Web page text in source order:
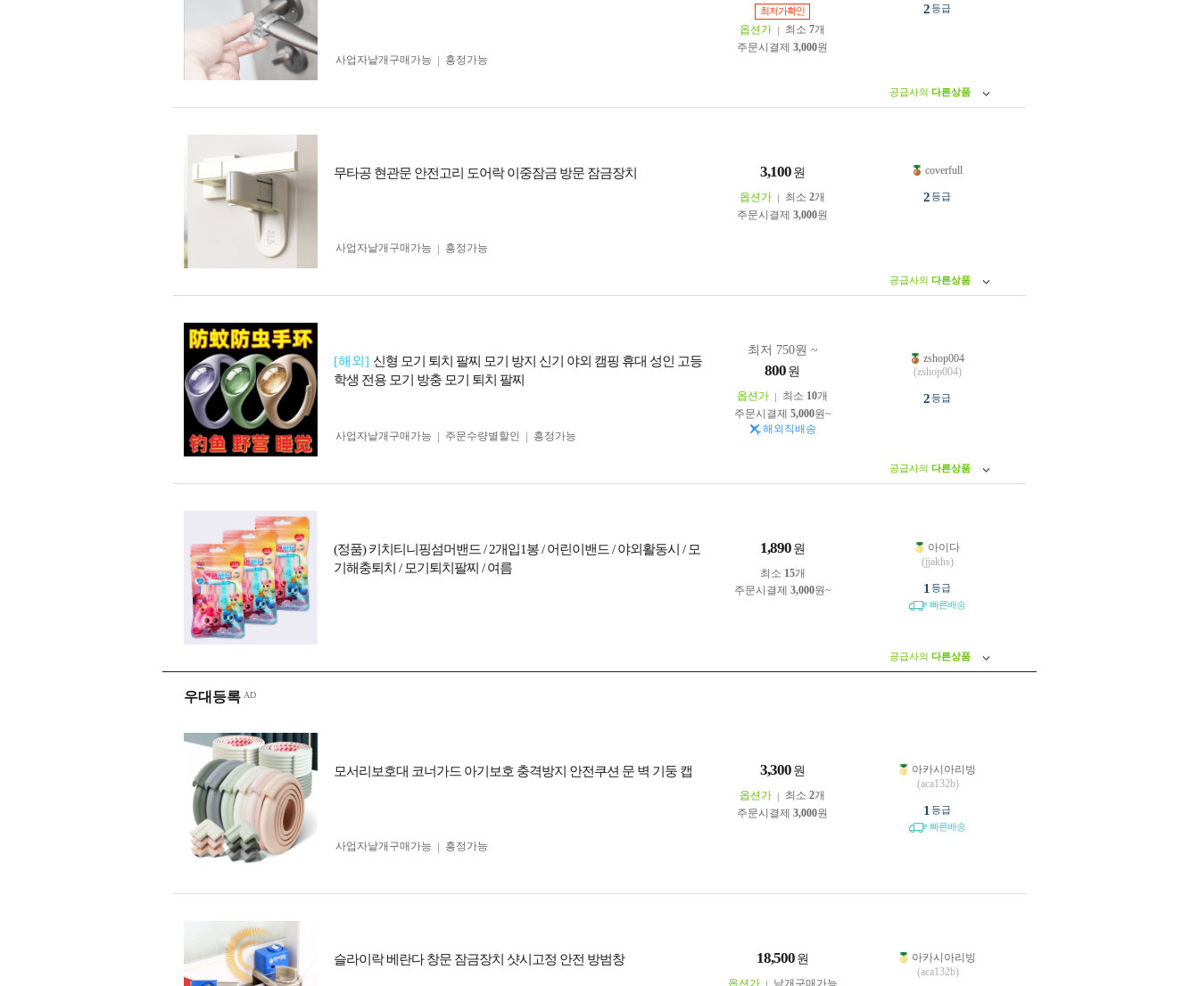
최저가확인
옵션가 최소 7개
주문시결제 3,000원
사업자 낱개구매가능
흥정가능
2등급
공급사의 다른상품
무타공 현관문 안전고리 도어락 이중잠금 방문 잠금장치 3,100 원
옵션가 최소 2개
주문시결제 3,000원
사업자 낱개구매가능 흥정가능
coverfull
2등급
공급사의 다른상품
[해외] 신형 모기 퇴치 팔찌 모기 방지 신기 야외 캠핑 휴대 성인 고등
학생 전용 모기 방충 모기 퇴치 팔찌
최저 750원 ~
800 원
옵션가 최소 10개
주문시결제 5,000원~
해외직배송
사업자 낱개구매가능 주문수량별할인 흥정가능
zshop004
(zshop004)
2등급
공급사의 다른상품
(정품) 키치티니핑섬머밴드 / 2개입1봉 / 어린이밴드 / 야외활동시 / 모
기해충퇴치 / 모기퇴치팔찌 / 여름
1,890 원
최소 15개
주문시결제 3,000원~
아이다
(jjakhs)
1 등급
빠른배송
공급사의 다른상품
우대등록
모서리보호대 코너가드 아기보호 충격방지 안전쿠션 문 벽 기둥 캡 3,300 원
옵션가 최소 2개
주문시결제 3,000원
사업자 낱개구매가능 흥정가능
아카시아리빙
(aca132b)
1 등급
빠른배송
슬라이락 베란다 창문 잠금장치 샷시고정 안전 방범창 18,500 원
옵션가 낱개구매가능
아카시아리빙
(aca132b)